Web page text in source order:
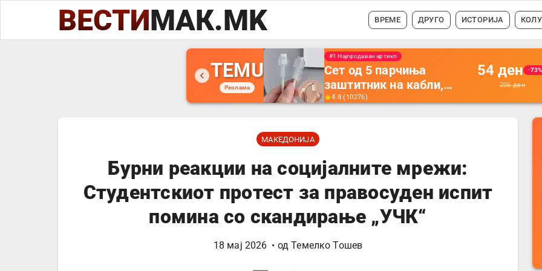
ВЕСТИМАК.MK ВРЕМЕ ДРУГО ИСТОРИЈА
TEMU
Реклама
#1 Најпродавано
Држач за полнење на
телефон кој се монтира
на ѕид -
далечински управувач
4.5(16742
56 ден -35%
87ден
МАКЕДОНИЈА
Бурни реакции на социјалните мрежи:
Студентскиот протест за правосуден испит
помина со скандирање „УЧК“
18 мај 2026 • одТемелко Тошев